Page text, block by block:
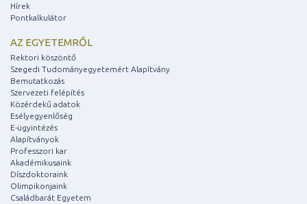
Hírek
Pontkalkulátor
AZ EGYETEMRŐL
Rektori köszöntő
Szegedi Tudományegyetemért Alapítvány
Bemutatkozás
Szervezeti felépítés
Közérdekű adatok
Esélyegyenlőség
E-ügyintézés
Alapítványok
Professzori kar
Akadémikusaink
Díszdoktoraink
Olimpikonjaink
Családbarát Egyetem